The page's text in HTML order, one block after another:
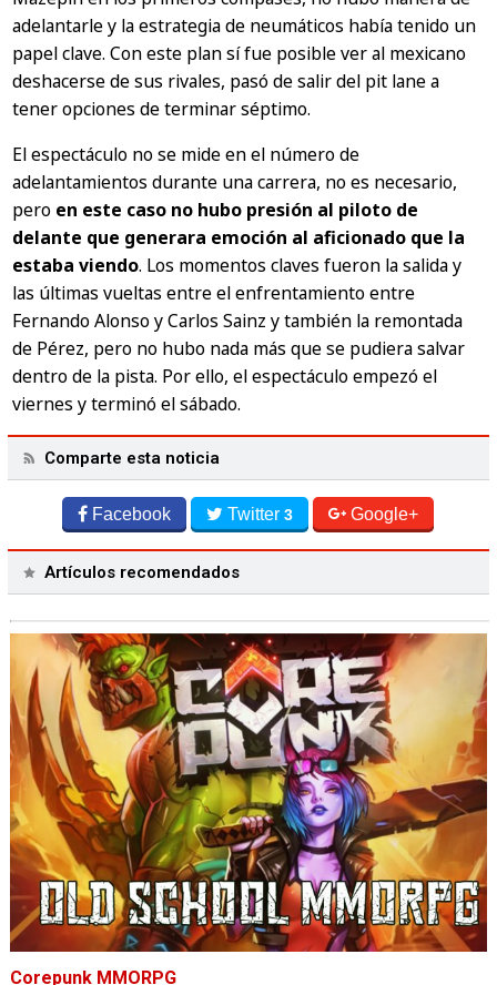
adelantarle y la estrategia de neumáticos había tenido un
papel clave. Con este plan sí fue posible ver al mexicano
deshacerse de sus rivales, pasó de salir del pit lane a
tener opciones de terminar séptimo.
El espectáculo no se mide en el número de
adelantamientos durante una carrera, no es necesario,
pero en este caso no hubo presión al piloto de
delante que generara emoción al aficionado que la
estaba viendo. Los momentos claves fueron la salida y
las últimas vueltas entre el enfrentamiento entre
Fernando Alonso y Carlos Sainz y también la remontada
de Pérez, pero no hubo nada más que se pudiera salvar
dentro de la pista. Por ello, el espectáculo empezó el
viernes y terminó el sábado.
Comparte esta noticia
Facebook Twitter3 Google+
Artículos recomendados
Corepunk MMORPG